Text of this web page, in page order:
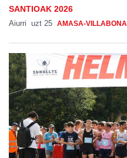
SANTIOAK 2026
Aiurri uzt 25 AMASA-VILLABONA